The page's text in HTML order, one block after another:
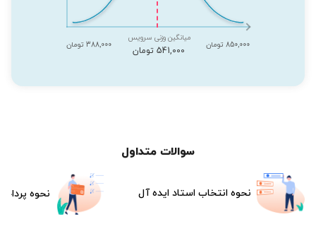
850,000 تومان
میانگین وزنی سرویس
541,000 تومان
388,000 تومان
سوالات متداول
نحوه انتخاب استاد ایده آل نحوه